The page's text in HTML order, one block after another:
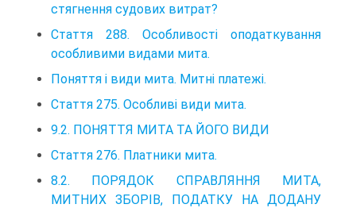
стягнення судових витрат?
Стаття 288. Особливості оподаткування
особливими видами мита.
Поняття і види мита. Митні платежі.
Стаття 275. Особливі види мита.
9.2. ПОНЯТТЯ МИТА ТА ЙОГО ВИДИ
Стаття 276. Платники мита.
8.2. ПОРЯДОК СПРАВЛЯННЯ МИТА,
МИТНИХ ЗБОРІВ, ПОДАТКУ НА ДОДАНУ